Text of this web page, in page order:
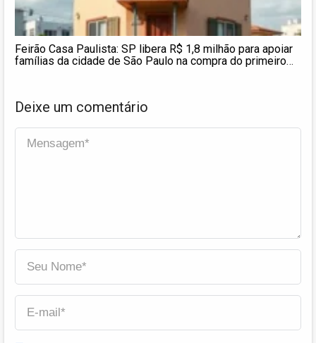
Feirão Casa Paulista: SP libera R$ 1,8 milhão para apoiar
famílias da cidade de São Paulo na compra do primeiro
Deixe um comentário